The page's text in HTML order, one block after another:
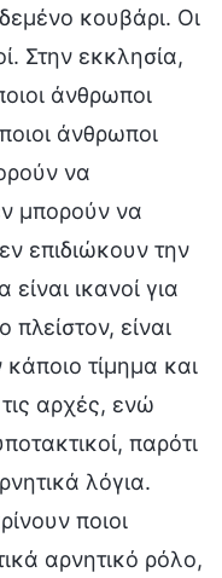
κουβάρι. Οι
Στην εκκλησία,
άνθρωποι
άνθρωποι
να
μπορούν να
επιδιώκουν την
ικανοί για
πλείστον, είναι
τίμημα και
αρχές, ενώ
παρότι
λόγια.
ποιοι
αρνητικό ρόλο,